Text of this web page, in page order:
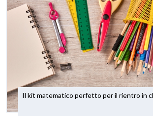
Il kit matematico perfetto per il rientro in